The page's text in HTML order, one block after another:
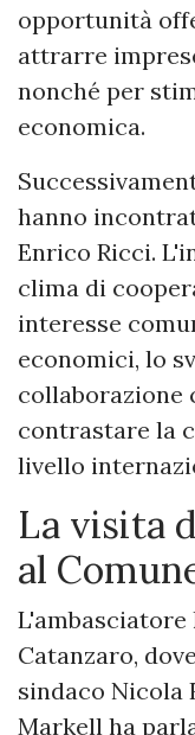
opportunità
attrarre
nonché per
economica.
hanno
Enrico Ricci.
clima di
interesse
economici, lo
collaborazione
contrastare la
livello
La visita
al
Catanzaro,
sindaco Nicola
Markell ha